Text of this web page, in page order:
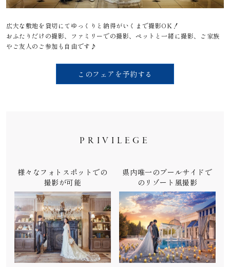
広大な敷地を貸切にてゆっくりと納得がいくまで撮影OK！
おふたりだけの撮影、ファミリーでの撮影、ペットと一緒に撮影、ご家族
やご友人のご参加も自由です♪
このフェアを予約する
PRIVILEGE
様々なフォトスポットでの
撮影が可能
県内唯一のプールサイドで
のリゾート風撮影